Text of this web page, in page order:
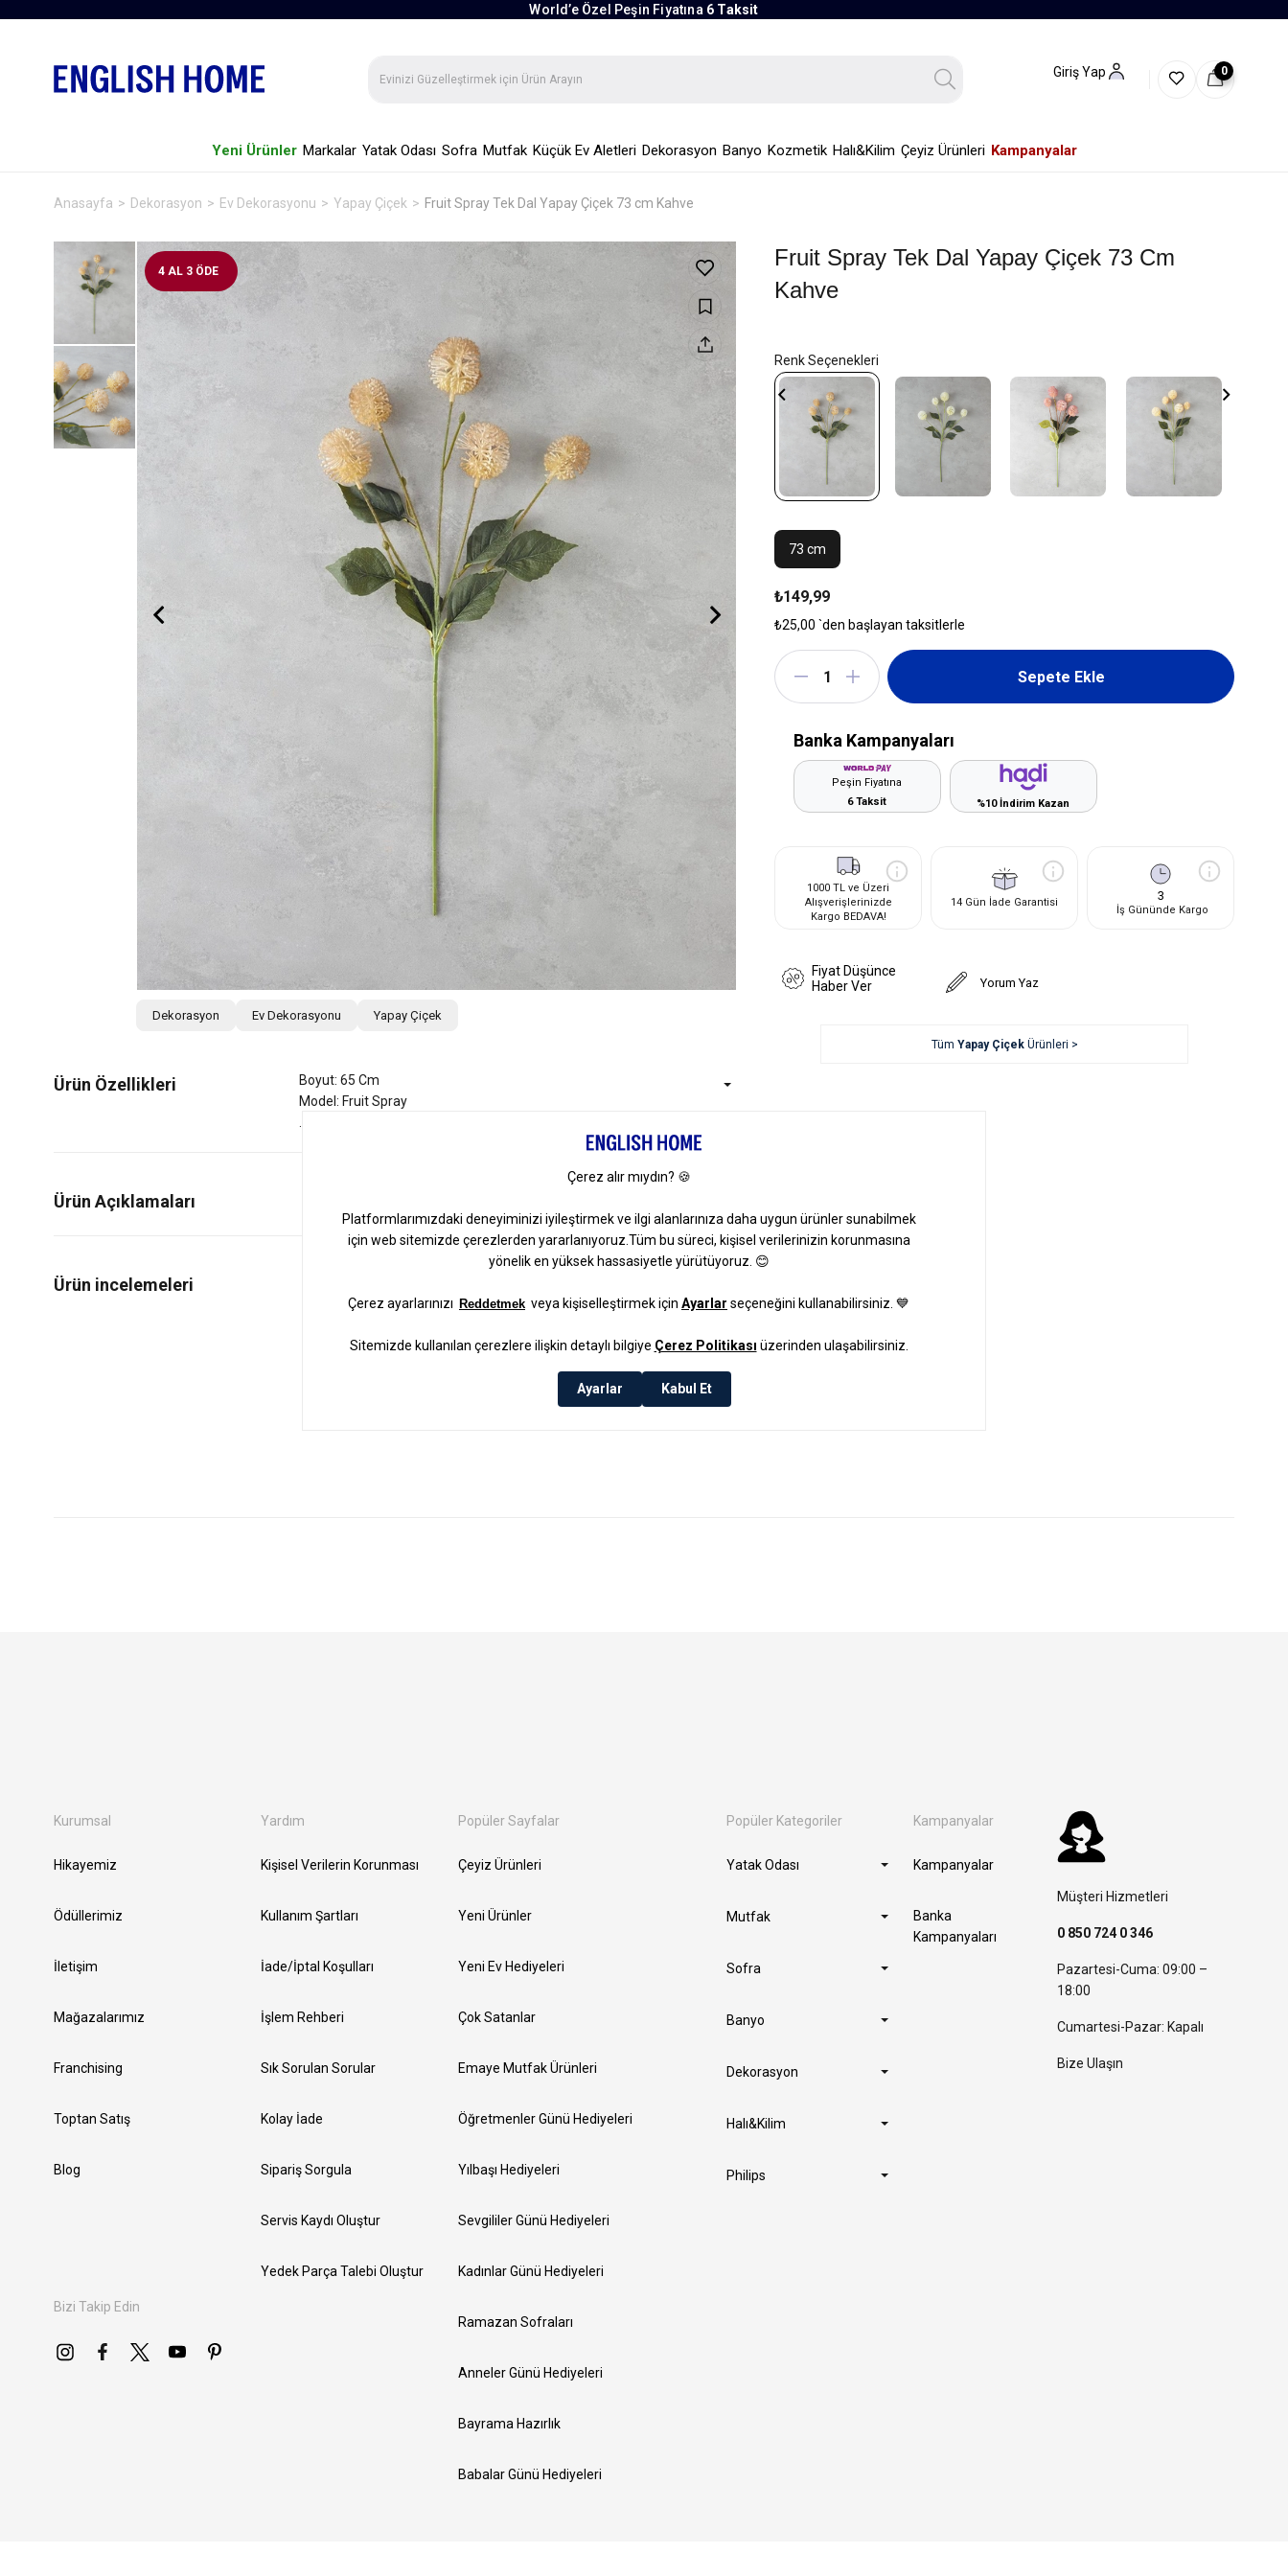
World’e Özel Peşin Fiyatına 6 Taksit
Giriş Yap 0
Yeni Ürünler Markalar Yatak Odası Sofra Mutfak Küçük Ev Aletleri Dekorasyon Banyo Kozmetik Halı&Kilim Çeyiz Ürünleri Kampanyalar
Anasayfa Dekorasyon Ev Dekorasyonu Yapay Çiçek Fruit Spray Tek Dal Yapay Çiçek 73 cm Kahve
4 AL 3 ÖDE
Dekorasyon Ev Dekorasyonu Yapay Çiçek
Ürün Özellikleri
Boyut: 65 Cm
Model: Fruit Spray
Ürün Açıklamaları
Fruit Spray Tek Dal Yapay Çiçek 73 Cm
Kahve
73 cm
₺149,99
₺25,00 `den başlayan taksitlerle
Banka Kampanyaları
Peşin Fiyatına
6 Taksit
%10 İndirim Kazan
1000 TL ve Üzeri
Alışverişlerinizde
Kargo BEDAVA!
14 Gün İade Garantisi 3
İş Gününde Kargo
Fiyat Düşünce
Haber Ver
Yorum Yaz
Tüm Yapay ÇiçekÜrünleri >
Kurumsal
Hikayemiz
Ödüllerimiz
İletişim
Mağazalarımız
Franchising
Toptan Satış
Blog
Bizi Takip Edin
Yardım
Kişisel Verilerin Korunması
Kullanım Şartları
İade/İptal Koşulları
İşlem Rehberi
Sık Sorulan Sorular
Kolay İade
Sipariş Sorgula
Servis Kaydı Oluştur
Yedek Parça Talebi Oluştur
Popüler Sayfalar
Çeyiz Ürünleri
Yeni Ürünler
Yeni Ev Hediyeleri
Çok Satanlar
Emaye Mutfak Ürünleri
Öğretmenler Günü Hediyeleri
Yılbaşı Hediyeleri
Sevgililer Günü Hediyeleri
Kadınlar Günü Hediyeleri
Ramazan Sofraları
Anneler Günü Hediyeleri
Bayrama Hazırlık
Babalar Günü Hediyeleri
Popüler Kategoriler
Yatak Odası
Mutfak
Sofra
Banyo
Dekorasyon
Halı&Kilim
Philips
Kampanyalar
Kampanyalar
Banka
Kampanyaları
Müşteri Hizmetleri
0 850 724 0 346
Pazartesi-Cuma: 09:00 –
18:00
Cumartesi-Pazar: Kapalı
Bize Ulaşın